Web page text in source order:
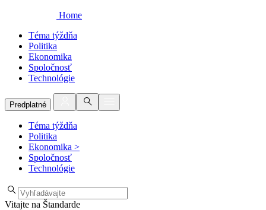
Home
Téma týždňa
Politika
Ekonomika
Spoločnosť
Technológie
Predplatné
Téma týždňa
Politika
Ekonomika >
Spoločnosť
Technológie
Vitajte na Štandarde